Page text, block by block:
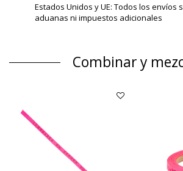
Estados Unidos y UE: Todos los envíos
aduanas ni impuestos adicionales
Combinar y